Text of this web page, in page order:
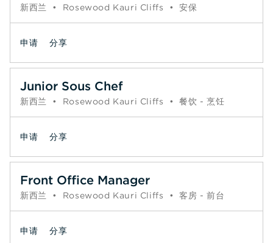
新西兰 • Rosewood Kauri Cliffs • 安保
申请 分享
Junior Sous Chef
新西兰 • Rosewood Kauri Cliffs • 餐饮 - 烹饪
申请 分享
Front Office Manager
新西兰 • Rosewood Kauri Cliffs • 客房 - 前台
申请 分享